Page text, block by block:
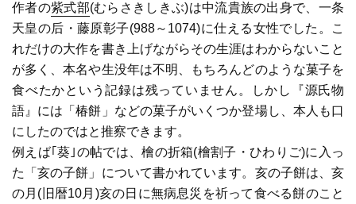
作者の紫式部(むらさきしきぶ)は中流貴族の出身で、一条
天皇の后・藤原彰子(988～1074)に仕える女性でした。こ
れだけの大作を書き上げながらその生涯はわからないこと
が多く、本名や生没年は不明、もちろんどのような菓子を
食べたかという記録は残っていません。しかし『源氏物
語』には「椿餅」などの菓子がいくつか登場し、本人も口
にしたのではと推察できます。
例えば｢葵｣の帖では、檜の折箱(檜割子・ひわりご)に入っ
た「亥の子餅」について書かれています。亥の子餅は、亥
の月(旧暦10月)亥の日に無病息災を祈って食べる餅のこと